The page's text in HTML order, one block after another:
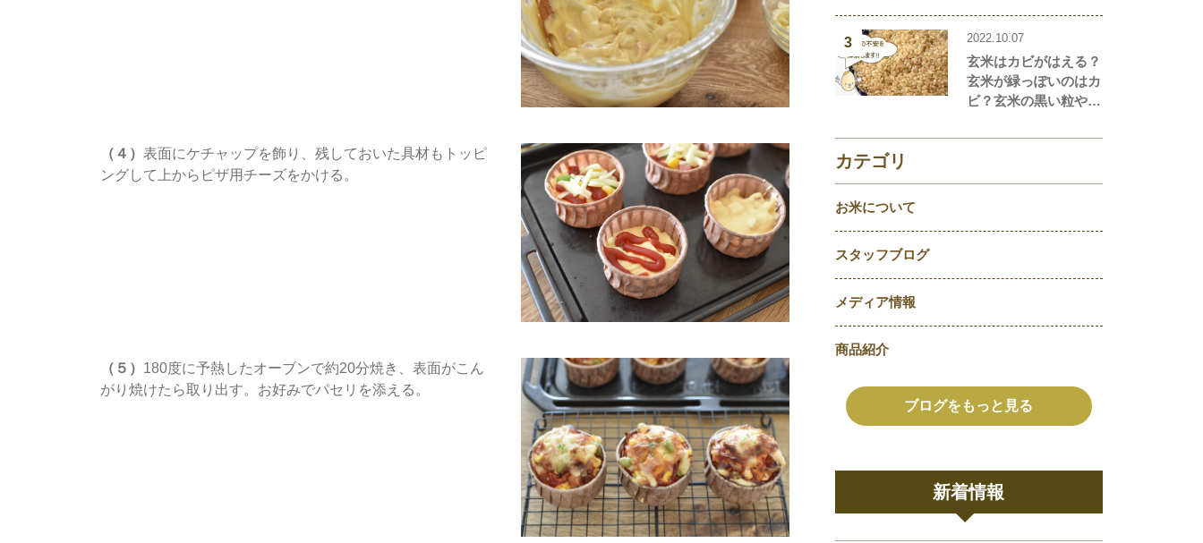
（４） 表面にケチャップを飾り、残しておいた具材もトッピ
ングして上からピザ用チーズをかける。
（５） 180度に予熱したオーブンで約20分焼き、表面がこん
がり焼けたら取り出す。お好みでパセリを添える。
養価を解説！おすすめ
単レシピもご紹介！
3 2022.10.07
玄米はカビがはえる？
玄米が緑っぽいのはカ
ビ？玄米の黒い粒や点
ることを徹底解説！
カテゴリ
お米について
スタッフブログ
メディア情報
商品紹介
ブログをもっと見る
新着情報